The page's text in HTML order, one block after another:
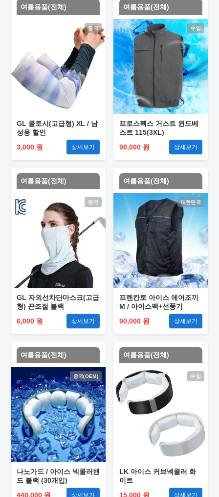
여름용품(전체)
중국
GL 쿨토시(고급형) XL / 남
성용 할인
3,000 원
상세보기
여름용품(전체)
수입
프로스펙스 거스트 윈드베
스트 115(3XL)
98,000 원
상세보기
여름용품(전체)
중국
GL 자외선차단마스크(고급
형) 끈조절 블랙
6,000 원
상세보기
여름용품(전체)
대한민국
프렌칸토 아이스 에어조끼
M / 아이스팩+선풍기
90,000 원
상세보기
여름용품(전체)
중국(OEM)
나노가드 / 아이스 넥쿨러밴
드 블랙 (30개입)
440,000 원
상세보기
여름용품(전체)
수입
LK 아이스 커브넥쿨러 화
이트
15,000 원
상세보기